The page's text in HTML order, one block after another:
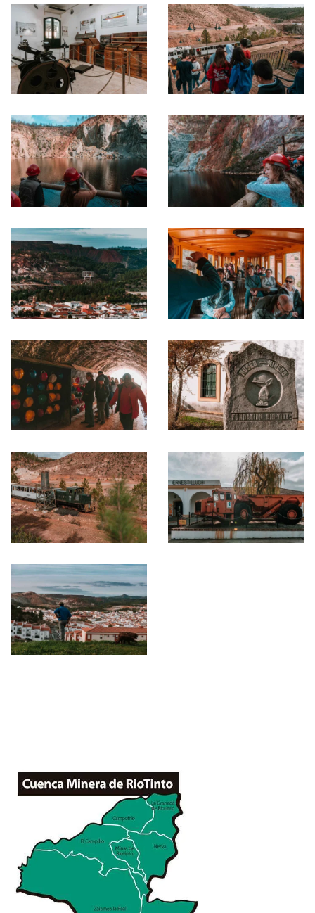
Ampliar Ampliar
Ampliar Ampliar
Ampliar Ampliar
Ampliar Ampliar
Ampliar Ampliar
Ampliar